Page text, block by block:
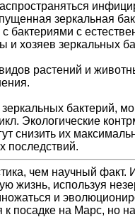
зеркальная
с
хозяев зеркальных
растений и
бактерий,
Экологические
снизить их
последствий.
чем научный факт.
жизнь, используя
и
посадке на Марс, но